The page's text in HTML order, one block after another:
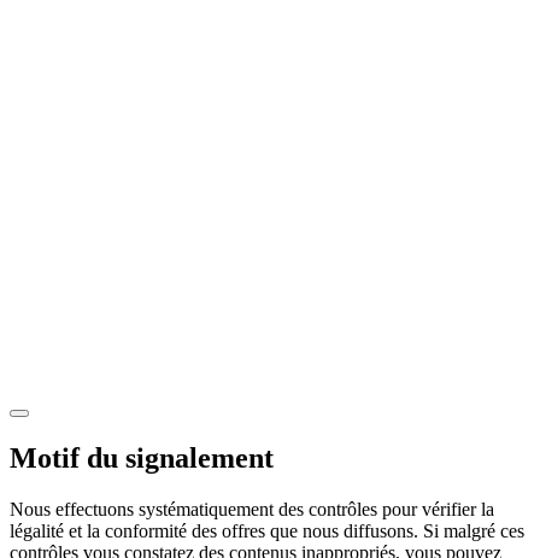
Motif du signalement
Nous effectuons systématiquement des contrôles pour vérifier la
légalité et la conformité des offres que nous diffusons. Si malgré ces
contrôles vous constatez des contenus inappropriés, vous pouvez